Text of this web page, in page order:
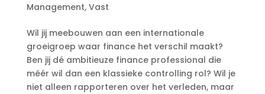
Management, Vast
Wil jij meebouwen aan een internationale
groeigroep waar finance het verschil maakt?
Ben jij dé ambitieuze finance professional die
méér wil dan een klassieke controlling rol? Wil je
niet alleen rapporteren over het verleden, maar